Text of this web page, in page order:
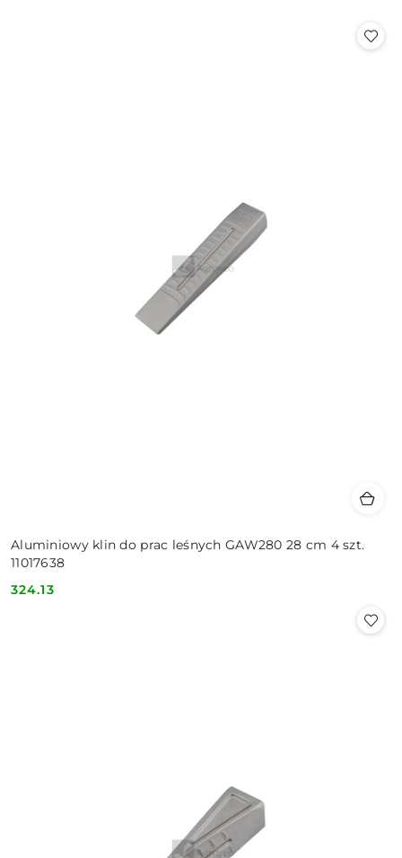
Aluminiowy klin do prac leśnych GAW280 28 cm 4 szt.
11017638
Cena:
324.13